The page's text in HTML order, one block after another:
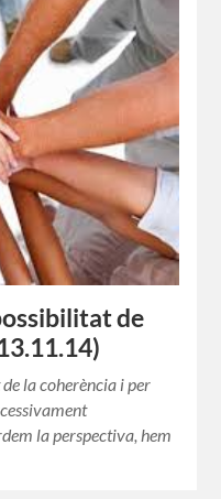
de
la coherència i per
la perspectiva, hem